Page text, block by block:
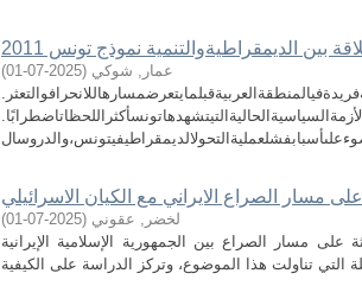
بين الديمقراطيةوالتنمية نموذج تونس 2011
عمار, شوكي (
2025-07-01
)
على مسار الصراع الايراني مع الكيان الاسرائيلي
لخضر, عقوني (
2025-07-01
)
مسار الصراع بين الجمهورية الإسلامية الإيرانية